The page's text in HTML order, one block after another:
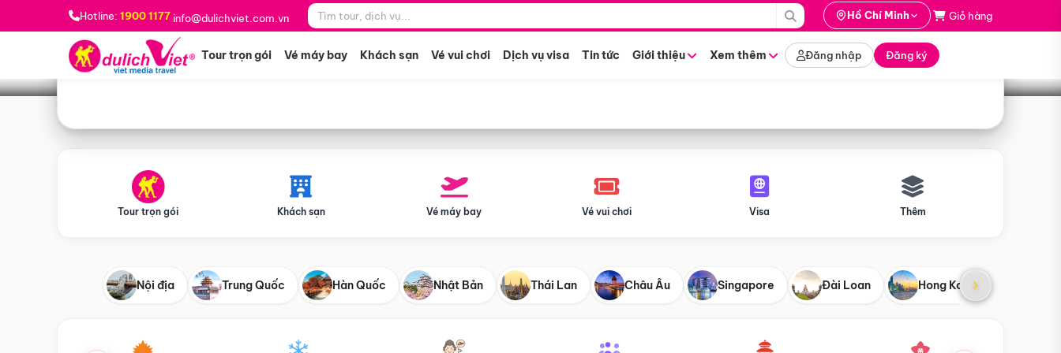
Hotline: 1900 1177 info@dulichviet.com.vn Hồ Chí Minh Giỏ hàng
Tour trọn gói Vé máy bay Khách sạn Vé vui chơi Dịch vụ visa Tin tức Giới thiệu Xem thêm Đăng nhập Đăng ký
Bạn muốn đi đâu? *
Tìm tour
Tour trọn gói Khách sạn Vé máy bay Vé vui chơi Visa Thêm
Nội địa Trung Quốc Hàn Quốc Nhật Bản Thái Lan Châu Âu Singapore Đài Loan Hong Kong